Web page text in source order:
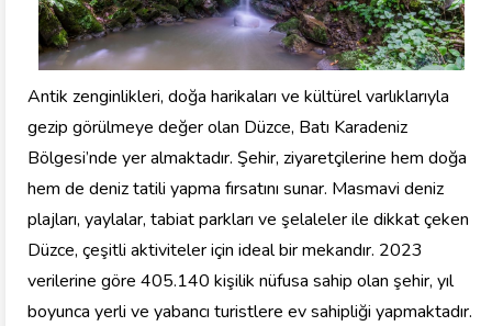
Antik zenginlikleri, doğa harikaları ve kültürel varlıklarıyla
gezip görülmeye değer olan Düzce, Batı Karadeniz
Bölgesi’nde yer almaktadır. Şehir, ziyaretçilerine hem doğa
hem de deniz tatili yapma fırsatını sunar. Masmavi deniz
plajları, yaylalar, tabiat parkları ve şelaleler ile dikkat çeken
Düzce, çeşitli aktiviteler için ideal bir mekandır. 2023
verilerine göre 405.140 kişilik nüfusa sahip olan şehir, yıl
boyunca yerli ve yabancı turistlere ev sahipliği yapmaktadır.